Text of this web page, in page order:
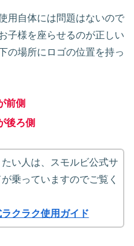
用自体には問題はないので
子様を座らせるのが正しい
の場所にロゴの位置を持っ
前側
後ろ側
い人は、スモルビ公式サ
乗っていますのでご覧く
クラク使用ガイド